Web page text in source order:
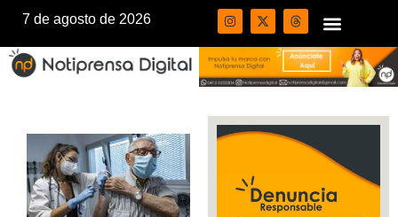
7 de agosto de 2026